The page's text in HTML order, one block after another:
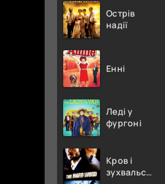
Острів
надії
Енні
Леді у
фургоні
Кров і
зухвальство